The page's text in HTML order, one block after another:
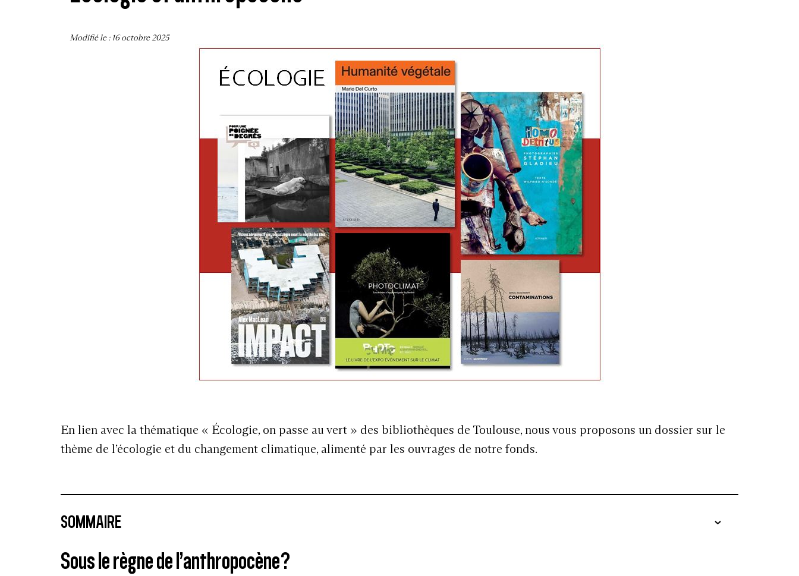
Modifié le : 16 octobre 2025
En lien avec la thématique « Écologie, on passe au vert » des bibliothèques de Toulouse, nous vous proposons un dossier sur le
thème de l’écologie et du changement climatique, alimenté par les ouvrages de notre fonds.
SOMMAIRE
Sous le règne de l’anthropocène?
Sous le règne de l’anthropocène?